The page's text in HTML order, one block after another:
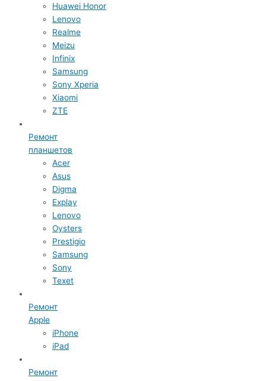
Huawei Honor
Lenovo
Realme
Meizu
Infinix
Samsung
Sony Xperia
Xiaomi
ZTE
Ремонт
планшетов
Acer
Asus
Digma
Explay
Lenovo
Oysters
Prestigio
Samsung
Sony
Texet
Ремонт
Apple
iPhone
iPad
Ремонт